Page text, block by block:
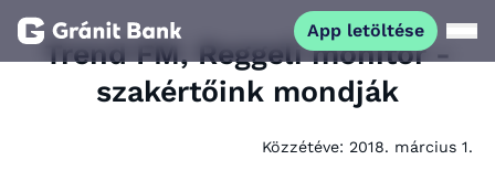
App letöltése
Magánszemélyeknek
Trend FM, Reggeli monitor -
szakértőink mondják
Közzétéve: 2018. március 1.